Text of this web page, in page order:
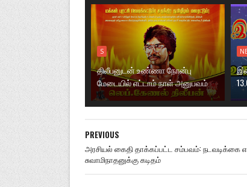
S
திலீபனுடன் உண்ணா நோன்பு
மேடையில் எட்டாம் நாள் அனுபவம்
PREVIOUS
அரசியல் கைதி தாக்கப்பட்ட சம்பவம்: நடவடிக்கை
சுவாமிநாதனுக்கு கடிதம்